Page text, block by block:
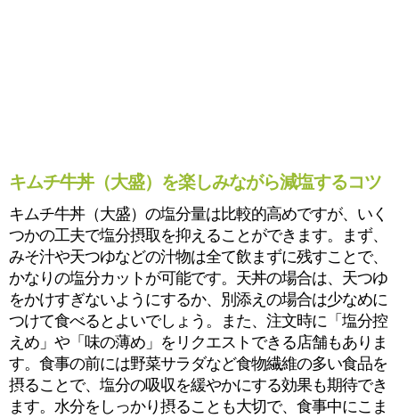
キムチ牛丼（大盛）を楽しみながら減塩するコツ
キムチ牛丼（大盛）の塩分量は比較的高めですが、いく
つかの工夫で塩分摂取を抑えることができます。まず、
みそ汁や天つゆなどの汁物は全て飲まずに残すことで、
かなりの塩分カットが可能です。天丼の場合は、天つゆ
をかけすぎないようにするか、別添えの場合は少なめに
つけて食べるとよいでしょう。また、注文時に「塩分控
えめ」や「味の薄め」をリクエストできる店舗もありま
す。食事の前には野菜サラダなど食物繊維の多い食品を
摂ることで、塩分の吸収を緩やかにする効果も期待でき
ます。水分をしっかり摂ることも大切で、食事中にこま